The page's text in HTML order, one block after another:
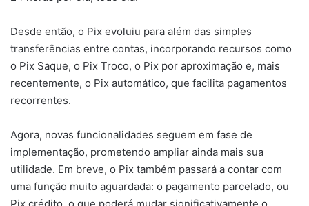
Desde então, o Pix evoluiu para além das simples
transferências entre contas, incorporando recursos como
o Pix Saque, o Pix Troco, o Pix por aproximação e, mais
recentemente, o Pix automático, que facilita pagamentos
recorrentes.
Agora, novas funcionalidades seguem em fase de
implementação, prometendo ampliar ainda mais sua
utilidade. Em breve, o Pix também passará a contar com
uma função muito aguardada: o pagamento parcelado, ou